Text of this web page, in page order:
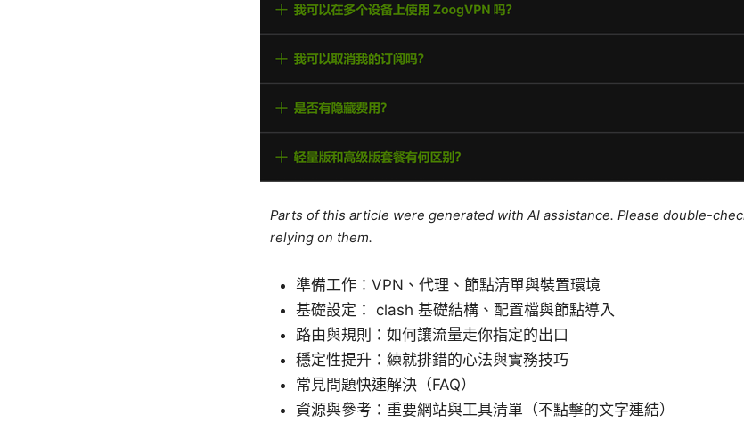
Parts of this article were generated with AI assistance. Please double-
relying on them.
準備工作：VPN、代理、節點清單與裝置環境
基礎設定： clash 基礎結構、配置檔與節點導入
路由與規則：如何讓流量走你指定的出口
穩定性提升：練就排錯的心法與實務技巧
常見問題快速解決（FAQ）
資源與參考：重要網站與工具清單（不點擊的文字連結）